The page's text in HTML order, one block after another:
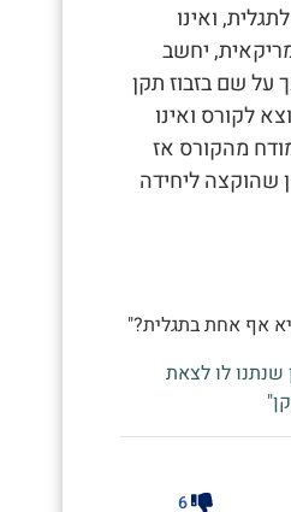
ואינו
יחשב
על שם בזבוז תקן
לקורס ואינו
מהקורס אז
שהוקצה ליחידה
אף אחת בתגלית?"
שנתנו לו לצאת
6